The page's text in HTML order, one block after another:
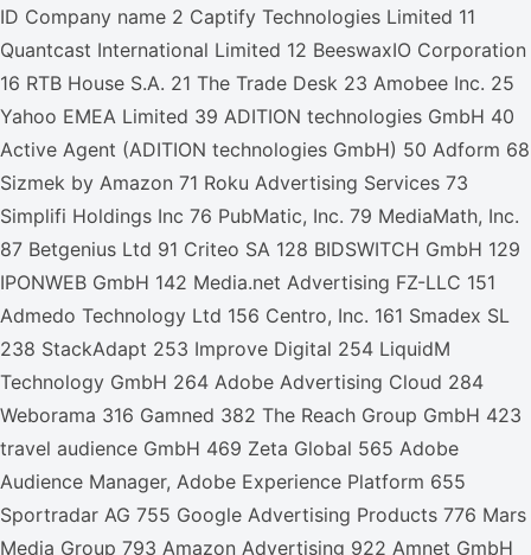
ID Company name 2 Captify Technologies Limited 11
Quantcast International Limited 12 BeeswaxIO Corporation
16 RTB House S.A. 21 The Trade Desk 23 Amobee Inc. 25
Yahoo EMEA Limited 39 ADITION technologies GmbH 40
Active Agent (ADITION technologies GmbH) 50 Adform 68
Sizmek by Amazon 71 Roku Advertising Services 73
Simplifi Holdings Inc 76 PubMatic, Inc. 79 MediaMath, Inc.
87 Betgenius Ltd 91 Criteo SA 128 BIDSWITCH GmbH 129
IPONWEB GmbH 142 Media.net Advertising FZ-LLC 151
Admedo Technology Ltd 156 Centro, Inc. 161 Smadex SL
238 StackAdapt 253 Improve Digital 254 LiquidM
Technology GmbH 264 Adobe Advertising Cloud 284
Weborama 316 Gamned 382 The Reach Group GmbH 423
travel audience GmbH 469 Zeta Global 565 Adobe
Audience Manager, Adobe Experience Platform 655
Sportradar AG 755 Google Advertising Products 776 Mars
Media Group 793 Amazon Advertising 922 Amnet GmbH